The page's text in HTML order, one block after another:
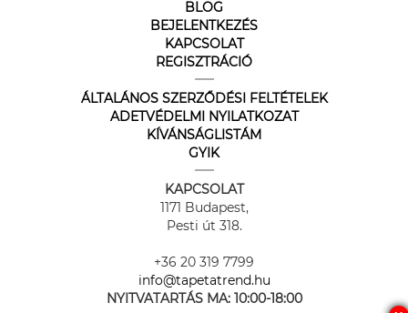
BLOG
BEJELENTKEZÉS
KAPCSOLAT
REGISZTRÁCIÓ
ÁLTALÁNOS SZERZŐDÉSI FELTÉTELEK
ADETVÉDELMI NYILATKOZAT
KÍVÁNSÁGLISTÁM
GYIK
KAPCSOLAT
1171 Budapest,
Pesti út 318.
+36 20 319 7799
info@tapetatrend.hu
NYITVATARTÁS MA: 10:00-18:00